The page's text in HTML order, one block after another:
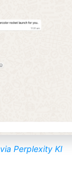
via Perplexity KI